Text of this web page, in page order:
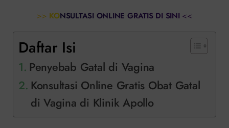
>> KONSULTASI ONLINE GRATIS DI SINI <<
Daftar Isi
Penyebab Gatal di Vagina
Konsultasi Online Gratis Obat Gatal
di Vagina di Klinik Apollo